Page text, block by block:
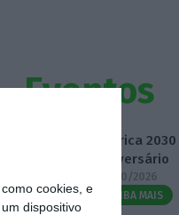
cookies, e
dispositivo
Eventos
Fábrica
Aniversário
14/10/2026
SAIBA MAIS